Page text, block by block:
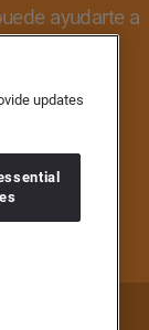
ayudarte a
a interactuar
updates